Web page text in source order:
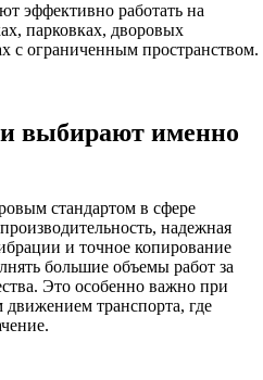
эффективно работать на
парковках, дворовых
с ограниченным пространством.
выбирают именно
стандартом в сфере
надежная
и точное копирование
большие объемы работ за
Это особенно важно при
транспорта, где